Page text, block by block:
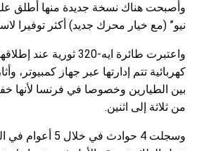
نيو” (مع خيار محرك جديد) أكثر توفيرا
واعتبرت طائرة ايه-320
كهربائية تتم إدارتها عبر جهاز كمبيوتر،
بين الطيارين وخصوصا في فرنسا لأنها
من ثلاثة إلى اثنين.
وسجلت 4 حوادث في